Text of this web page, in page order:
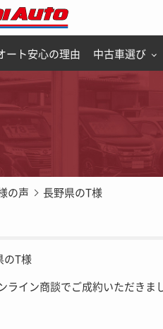
ート安心の理由 中古車選び
の声 長野県のT様
のT様
ライン商談でご成約いただきま